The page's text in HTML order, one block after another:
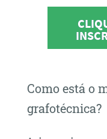
Como está o
grafotécnica?